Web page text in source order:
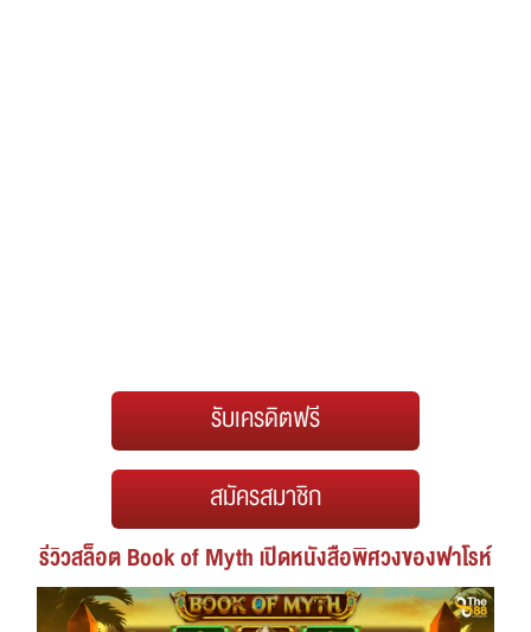
รับเครดิตฟรี
สมัครสมาชิก
รีวิวสล็อต Book of Myth เปิดหนังสือพิศวงของฟาโรห์